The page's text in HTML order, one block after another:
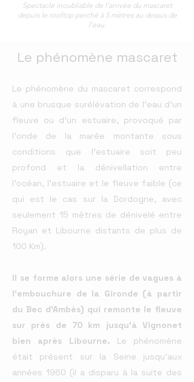
Spectacle inoubliable de l'arrivée du mascaret
depuis le rooftop perché à 5 mètres au dessus de
l'eau.
Le phénomène mascaret
Le phénomène du mascaret correspond
à une brusque surélévation de l'eau d'un
fleuve ou d'un estuaire, provoqué par
l'onde de la marée montante sous
conditions que l'estuaire soit peu
profond et la dénivellation entre
l'océan, l'estuaire et le fleuve faible (ce
qui est le cas sur la Dordogne, avec
seulement 15 mètres de dénivelé entre
Royan et Libourne distants de plus de
100 Km).
Il se forme alors une série de vagues à
l’embouchure de la Gironde (à partir
du Bec d'Ambès) qui remonte le fleuve
sur près de 70 km jusqu'à Vignonet
bien après Libourne. Le phénomène
était présent sur la Seine jusqu’aux
années 1960 (il a disparu à la suite des